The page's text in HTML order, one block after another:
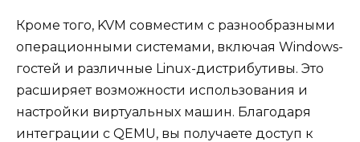
Кроме того, KVM совместим с разнообразными
операционными системами, включая Windows-
гостей и различные Linux-дистрибутивы. Это
расширяет возможности использования и
настройки виртуальных машин. Благодаря
интеграции с QEMU, вы получаете доступ к